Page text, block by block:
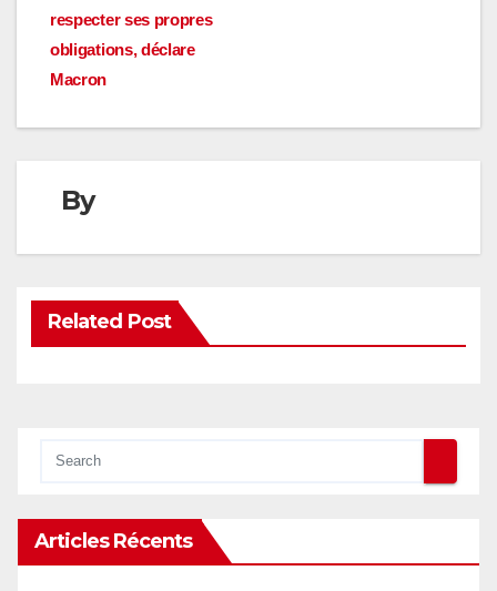
respecter ses propres
obligations, déclare
Macron
By
Related Post
Articles Récents